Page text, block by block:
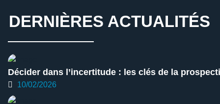
DERNIÈRES ACTUALITÉS
Décider dans l’incertitude : les clés de la
10/02/2026